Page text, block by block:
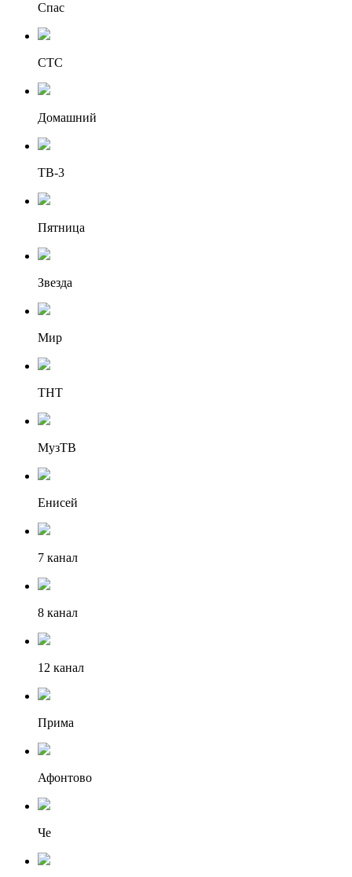
Спас
СТС
Домашний
ТВ-3
Пятница
Звезда
Мир
ТНТ
МузТВ
Енисей
7 канал
8 канал
12 канал
Прима
Афонтово
Че